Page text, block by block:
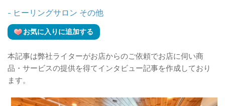
- ヒーリングサロン その他
お気に入りに追加する
本記事は弊社ライターがお店からのご依頼でお店に伺い商
品・サービスの提供を得てインタビュー記事を作成しており
ます。